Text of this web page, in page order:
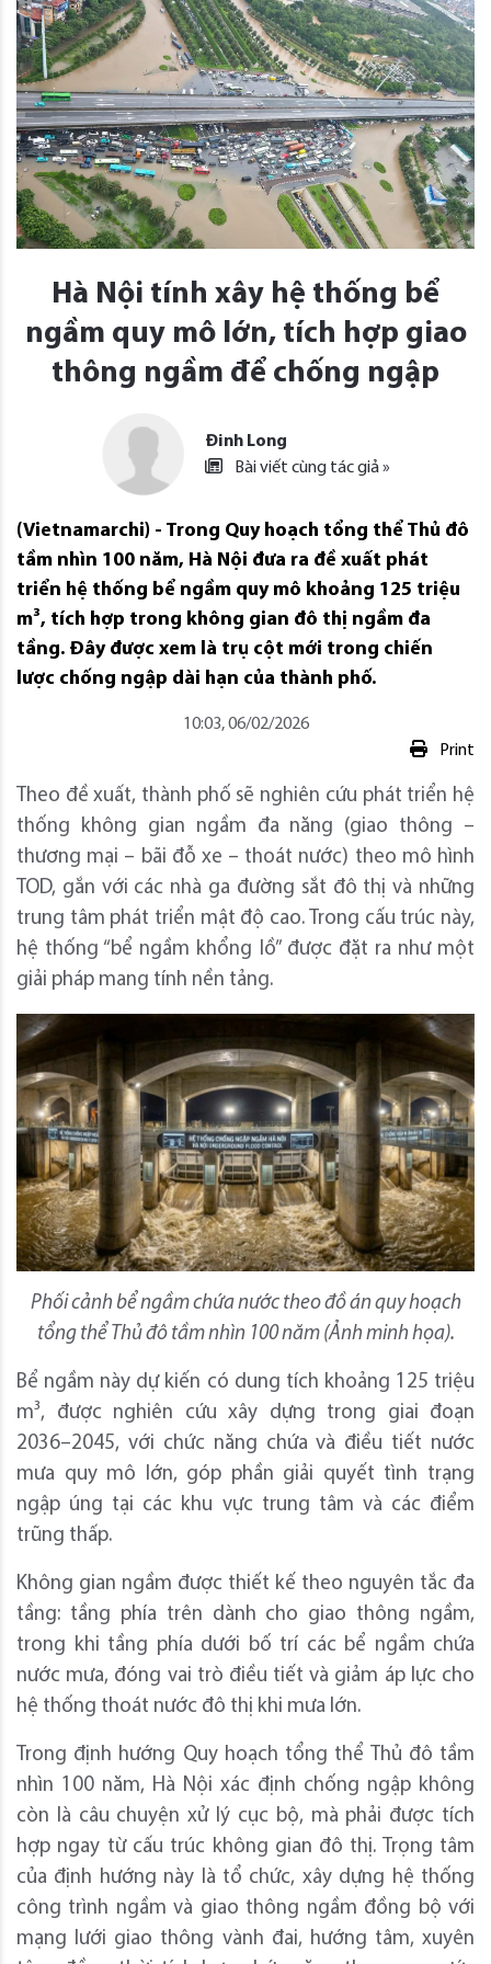
Hà Nội tính xây hệ thống bể
ngầm quy mô lớn, tích hợp giao
thông ngầm để chống ngập
Đinh Long
Bài viết cùng tác giả »
(Vietnamarchi) - Trong Quy hoạch tổng thể Thủ đô
tầm nhìn 100 năm, Hà Nội đưa ra đề xuất phát
triển hệ thống bể ngầm quy mô khoảng 125 triệu
m³, tích hợp trong không gian đô thị ngầm đa
tầng. Đây được xem là trụ cột mới trong chiến
lược chống ngập dài hạn của thành phố.
10:03, 06/02/2026
Print
Theo đề xuất, thành phố sẽ nghiên cứu phát triển hệ
thống không gian ngầm đa năng (giao thông –
thương mại – bãi đỗ xe – thoát nước) theo mô hình
TOD, gắn với các nhà ga đường sắt đô thị và những
trung tâm phát triển mật độ cao. Trong cấu trúc này,
hệ thống “bể ngầm khổng lồ” được đặt ra như một
giải pháp mang tính nền tảng.
Phối cảnh bể ngầm chứa nước theo đồ án quy hoạch
tổng thể Thủ đôtầm nhìn 100 năm (Ảnh minh họa).
Bể ngầm này dự kiến có dung tích khoảng 125 triệu
m³, được nghiên cứu xây dựng trong giai đoạn
2036–2045, với chức năng chứa và điều tiết nước
mưa quy mô lớn, góp phần giải quyết tình trạng
ngập úng tại các khu vực trung tâm và các điểm
trũng thấp.
Không gian ngầm được thiết kế theo nguyên tắc đa
tầng: tầng phía trên dành cho giao thông ngầm,
trong khi tầng phía dưới bố trí các bể ngầm chứa
nước mưa, đóng vai trò điều tiết và giảm áp lực cho
hệ thống thoát nước đô thị khi mưa lớn.
Trong định hướng Quy hoạch tổng thể Thủ đô tầm
nhìn 100 năm, Hà Nội xác định chống ngập không
còn là câu chuyện xử lý cục bộ, mà phải được tích
hợp ngay từ cấu trúc không gian đô thị. Trọng tâm
của định hướng này là tổ chức, xây dựng hệ thống
công trình ngầm và giao thông ngầm đồng bộ với
mạng lưới giao thông vành đai, hướng tâm, xuyên